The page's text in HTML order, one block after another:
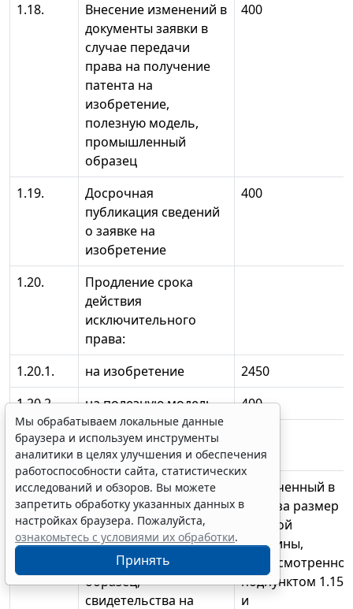
1.18.
Внесение изменений в
документы заявки в
случае передачи
права на получение
патента на
изобретение,
полезную модель,
промышленный
образец
400
1.19.
Досрочная
публикация сведений
о заявке на
изобретение
400
1.20.
Продление срока
действия
исключительного
права:
1.20.1.
на изобретение
2450
1.20.2.
на полезную модель
400
1.20.3.
на промышленный
образец
1.21.
Восстановление
действия патента на
изобретение,
полезную модель,
промышленный
образец,
свидетельства на
увеличенный в
2,5 раза размер
годовой
пошлины,
предусмотренной
подпунктом 1.15
и
Мы обрабатываем локальные данные
браузера и используем инструменты
аналитики в целях улучшения и обеспечения
работоспособности сайта, статистических
исследований и обзоров. Вы можете
запретить обработку указанных данных в
настройках браузера. Пожалуйста,
ознакомьтесь с условиями их обработки.
Принять